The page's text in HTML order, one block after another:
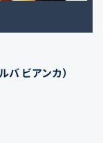
ビアンカ）